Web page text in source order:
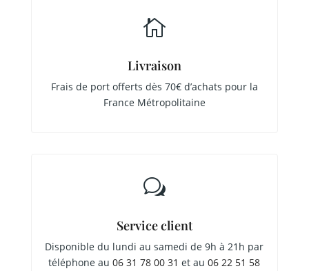

Livraison
Frais de port offerts dès 70€ d’achats pour la
France Métropolitaine
w
Service client
Disponible du lundi au samedi de 9h à 21h par
téléphone au06 31 78 00 31 et au06 22 51 58